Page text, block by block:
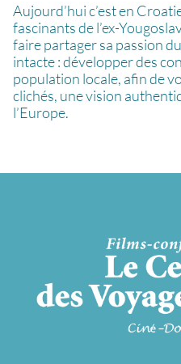
Aujourd’hui c’est en
fascinants de l’ex-
faire partager sa passion
intacte : développer des
population locale, afin de
clichés, une vision
l’Europe.